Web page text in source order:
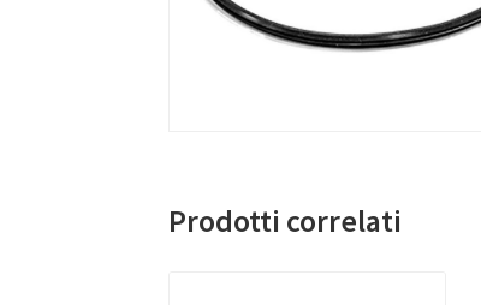
Prodotti correlati